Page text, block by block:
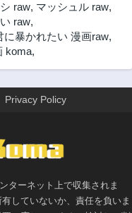
raw, マッシュル raw,
raw,
に暴かれたい 漫画raw,
koma,
Privacy Policy
ターネット上で収集されま
していないか、責任を負いま